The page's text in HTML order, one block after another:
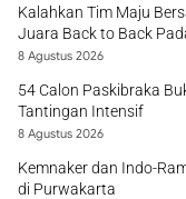
Kalahkan Tim Maju
Juara Back to Back
8 Agustus 2026
54 Calon Paskibraka
Tantingan Intensif
8 Agustus 2026
Kemnaker dan Indo-
di Purwakarta